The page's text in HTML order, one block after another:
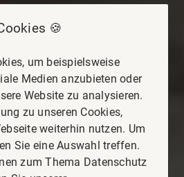
🍪
um beispielsweise
Medien anzubieten oder
Website zu analysieren.
zu unseren Cookies,
weiterhin nutzen. Um
Sie eine Auswahl treffen.
zum Thema Datenschutz